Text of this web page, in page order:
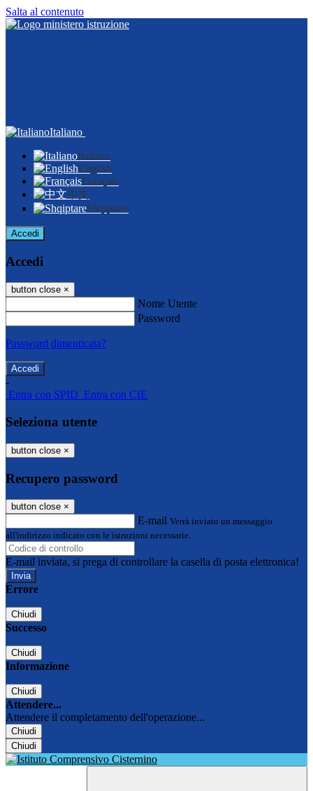
Salta al contenuto
Italiano
Italiano
English
Français
中文
Shqiptare
Accedi
Accedi
button close ×
Nome Utente
Password
Password dimenticata?
-
Entra con SPID Entra con CIE
Seleziona utente
button close ×
Recupero password
button close ×
E-mail Verrà inviato un messaggio
all'indirizzo indicato con le istruzioni necessarie.
E-mail inviata, si prega di controllare la casella di posta elettronica!
Errore
Chiudi
Successo
Chiudi
Informazione
Chiudi
Attendere...
Attendere il completamento dell'operazione...
Chiudi
Chiudi